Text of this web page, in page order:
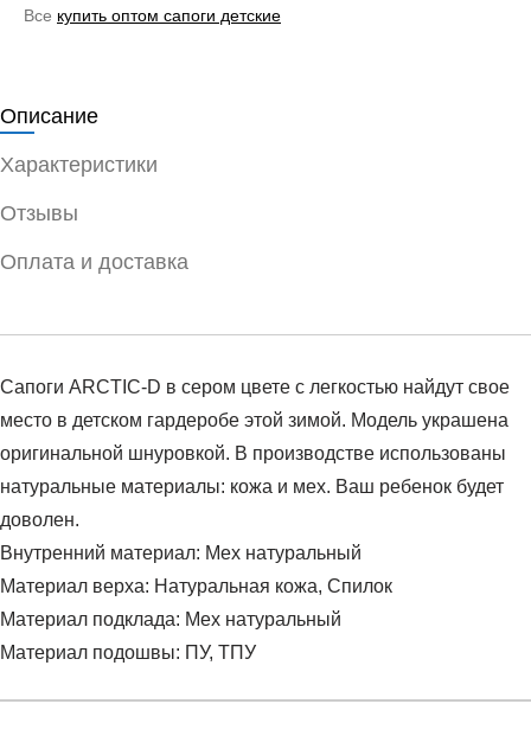
Все купить оптом сапоги детские
Описание
Характеристики
Отзывы
Оплата и доставка
Сапоги ARCTIC-D в сером цвете с легкостью найдут свое
место в детском гардеробе этой зимой. Модель украшена
оригинальной шнуровкой. В производстве использованы
натуральные материалы: кожа и мех. Ваш ребенок будет
доволен.
Внутренний материал: Мех натуральный
Материал верха: Натуральная кожа, Спилок
Материал подклада: Мех натуральный
Материал подошвы: ПУ, ТПУ